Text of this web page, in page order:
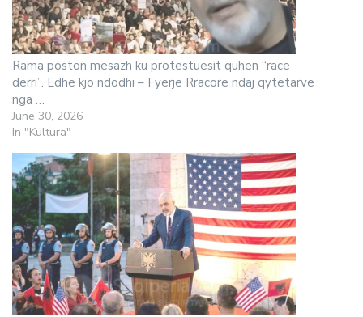
Rama poston mesazh ku protestuesit quhen “racë
derri”. Edhe kjo ndodhi – Fyerje Rracore ndaj qytetarve
nga …
June 30, 2026
In "Kultura"